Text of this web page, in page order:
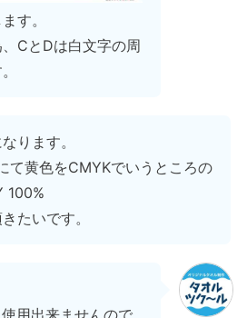
す。
CとDは白文字の周
ります。
て黄色をCMYKでいうところの
100%
たいです。